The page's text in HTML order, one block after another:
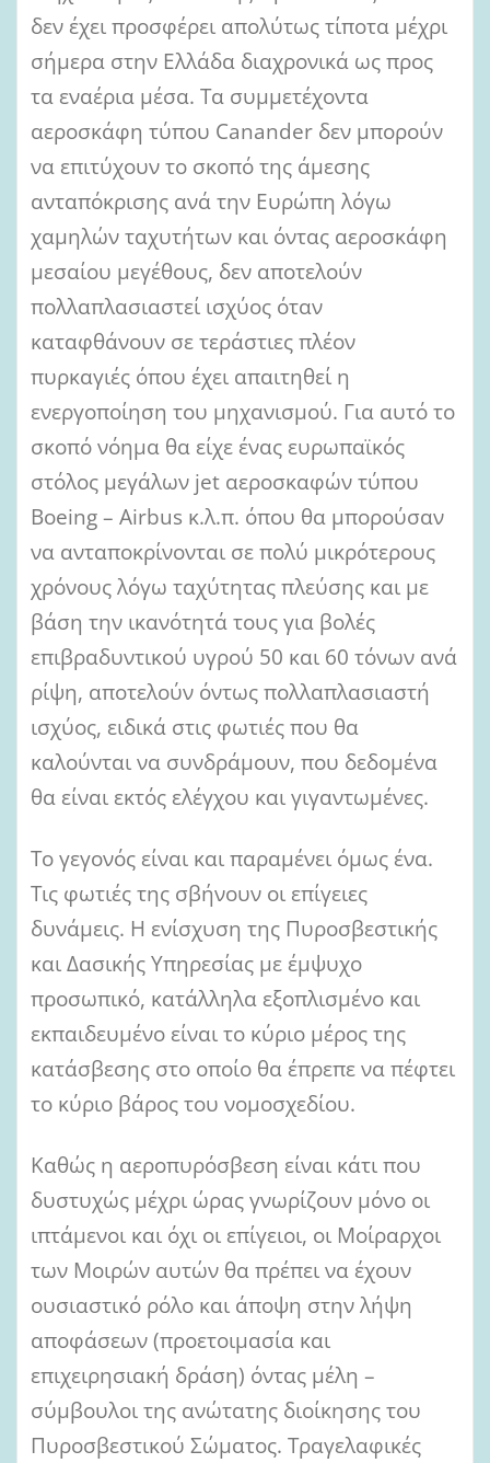
δεν έχει προσφέρει απολύτως τίποτα μέχρι
σήμερα στην Ελλάδα διαχρονικά ως προς
τα εναέρια μέσα. Τα συμμετέχοντα
αεροσκάφη τύπου Canander δεν μπορούν
να επιτύχουν το σκοπό της άμεσης
ανταπόκρισης ανά την Ευρώπη λόγω
χαμηλών ταχυτήτων και όντας αεροσκάφη
μεσαίου μεγέθους, δεν αποτελούν
πολλαπλασιαστεί ισχύος όταν
καταφθάνουν σε τεράστιες πλέον
πυρκαγιές όπου έχει απαιτηθεί η
ενεργοποίηση του μηχανισμού. Για αυτό το
σκοπό νόημα θα είχε ένας ευρωπαϊκός
στόλος μεγάλων jet αεροσκαφών τύπου
Boeing – Airbus κ.λ.π. όπου θα μπορούσαν
να ανταποκρίνονται σε πολύ μικρότερους
χρόνους λόγω ταχύτητας πλεύσης και με
βάση την ικανότητά τους για βολές
επιβραδυντικού υγρού 50 και 60 τόνων ανά
ρίψη, αποτελούν όντως πολλαπλασιαστή
ισχύος, ειδικά στις φωτιές που θα
καλούνται να συνδράμουν, που δεδομένα
θα είναι εκτός ελέγχου και γιγαντωμένες.
Το γεγονός είναι και παραμένει όμως ένα.
Τις φωτιές της σβήνουν οι επίγειες
δυνάμεις. Η ενίσχυση της Πυροσβεστικής
και Δασικής Υπηρεσίας με έμψυχο
προσωπικό, κατάλληλα εξοπλισμένο και
εκπαιδευμένο είναι το κύριο μέρος της
κατάσβεσης στο οποίο θα έπρεπε να πέφτει
το κύριο βάρος του νομοσχεδίου.
Καθώς η αεροπυρόσβεση είναι κάτι που
δυστυχώς μέχρι ώρας γνωρίζουν μόνο οι
ιπτάμενοι και όχι οι επίγειοι, οι Μοίραρχοι
των Μοιρών αυτών θα πρέπει να έχουν
ουσιαστικό ρόλο και άποψη στην λήψη
αποφάσεων (προετοιμασία και
επιχειρησιακή δράση) όντας μέλη –
σύμβουλοι της ανώτατης διοίκησης του
Πυροσβεστικού Σώματος. Τραγελαφικές